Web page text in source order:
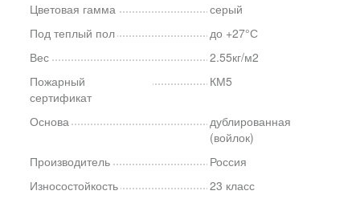
Цветовая гамма
серый
Под теплый пол
до +27°С
Вес
2.55кг/м2
Пожарный
сертификат
КМ5
Основа
дублированная
(войлок)
Производитель
Россия
Износостойкость
23 класс